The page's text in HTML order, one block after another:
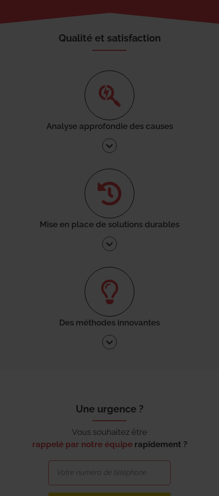
Qualité et satisfaction
Analyse approfondie des causes
Mise en place de solutions durables
Des méthodes innovantes
Une urgence ?
Vous souhaitez être
rappelé par notre équipe rapidement ?